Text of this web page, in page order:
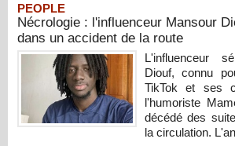
PEOPLE
Nécrologie : l'influenceur Mansour
dans un accident de la route
L'influenceur
Diouf, connu
TikTok et ses
l'humoriste
décédé des
la circulation.